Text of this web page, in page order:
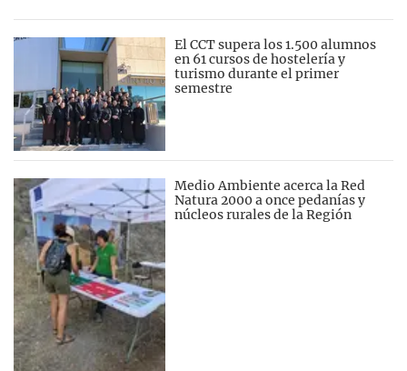
El CCT supera los 1.500 alumnos
en 61 cursos de hostelería y
turismo durante el primer
semestre
Medio Ambiente acerca la Red
Natura 2000 a once pedanías y
núcleos rurales de la Región